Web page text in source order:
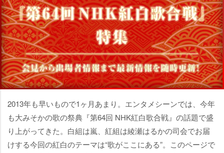
2013年も早いもので1ヶ月あまり。エンタメシーンでは、今年
も大みそかの歌の祭典『第64回 NHK紅白歌合戦』の話題で盛
り上がってきた。白組は嵐、紅組は綾瀬はるかの司会でお届
けする今回の紅白のテーマは“歌がここにある”。このページで